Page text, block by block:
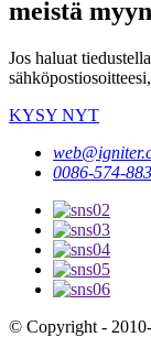
meistä
Jos haluat
KYSY NYT
0086-574-
© Copyright -